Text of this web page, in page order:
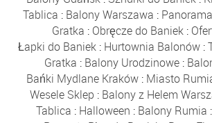
Tablica : Balony Warszawa :
Gratka : Obręcze do Baniek:
Łapki do Baniek: Hurtownia Balonów:
Gratka : Balony Urodzinowe:
Bańki Mydlane Kraków : Miasto
Wesele Sklep : Balony z Helem
Tablica : Halloween : Balony Rumia